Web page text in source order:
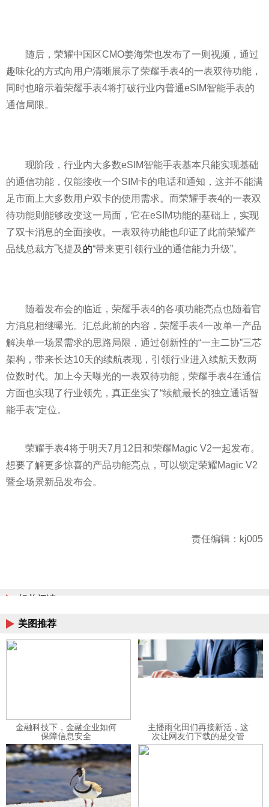
随后，荣耀中国区CMO姜海荣也发布了一则视频，通过
趣味化的方式向用户清晰展示了荣耀手表4的一表双待功能，
同时也暗示着荣耀手表4将打破行业内普通eSIM智能手表的
通信局限。
现阶段，行业内大多数eSIM智能手表基本只能实现基础
的通信功能，仅能接收一个SIM卡的电话和通知，这并不能满
足市面上大多数用户双卡的使用需求。而荣耀手表4的一表双
待功能则能够改变这一局面，它在eSIM功能的基础上，实现
了双卡消息的全面接收。一表双待功能也印证了此前荣耀产
品线总裁方飞提及 的“带来更引领行业的通信能力升级”。
随着发布会的临近，荣耀手表4的各项功能亮点也随着官
方消息相继曝光。汇总此前的内容，荣耀手表4一改单一产品
解决单一场景需求的思路局限，通过创新性的“一主二协”三芯
架构，带来长达10天的续航表现，引领行业进入续航天数两
位数时代。加上今天曝光的一表双待功能，荣耀手表4在通信
方面也实现了行业领先，真正坐实了“续航最长的独立通话智
能手表”定位。
荣耀手表4将于明天7月12日和荣耀Magic V2一起发布。
想要了解更多惊喜的产品功能亮点，可以锁定荣耀Magic V2
暨全场景新品发布会。
责任编辑：kj005
相关阅读
美图推荐
金融科技下，金融企业如何
保障信息安全
主播雨化田们再接新活，这
次让网友们下载的是交管
12123APP